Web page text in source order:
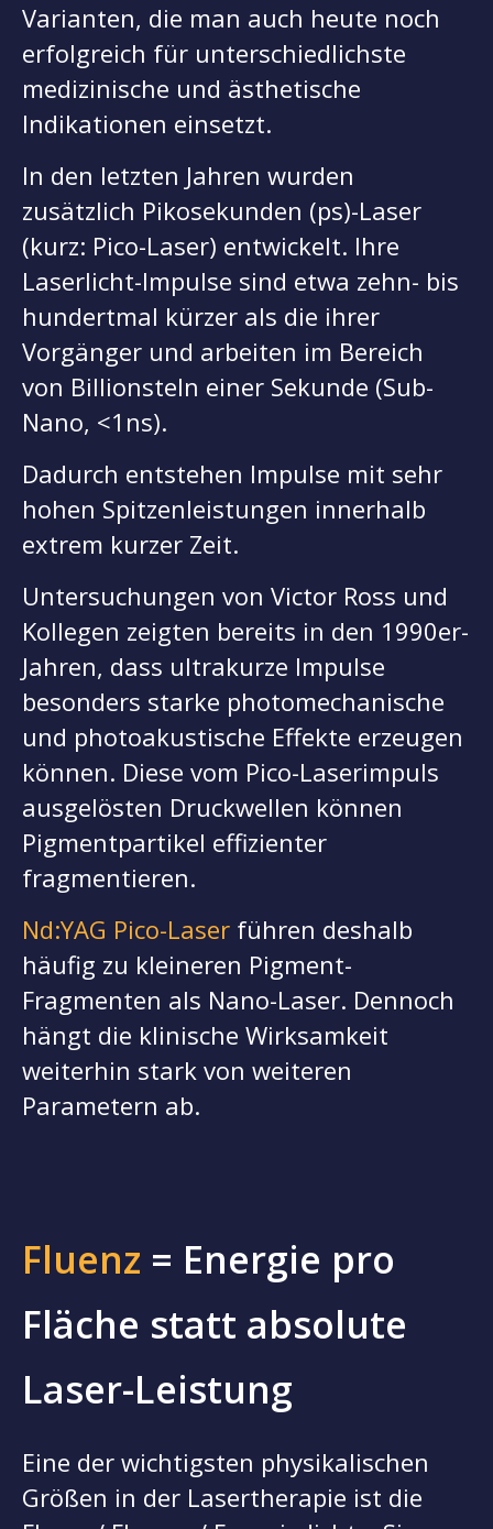
Varianten, die man auch heute noch
erfolgreich für unterschiedlichste
medizinische und ästhetische
Indikationen einsetzt.
In den letzten Jahren wurden
zusätzlich Pikosekunden (ps)-Laser
(kurz: Pico-Laser) entwickelt. Ihre
Laserlicht-Impulse sind etwa zehn- bis
hundertmal kürzer als die ihrer
Vorgänger und arbeiten im Bereich
von Billionsteln einer Sekunde (Sub-
Nano, <1ns).
Dadurch entstehen Impulse mit sehr
hohen Spitzenleistungen innerhalb
extrem kurzer Zeit.
Untersuchungen von Victor Ross und
Kollegen zeigten bereits in den 1990er-
Jahren, dass ultrakurze Impulse
besonders starke photomechanische
und photoakustische Effekte erzeugen
können. Diese vom Pico-Laserimpuls
ausgelösten Druckwellen können
Pigmentpartikel effizienter
fragmentieren.
Nd:YAG Pico-Laser führen deshalb
häufig zu kleineren Pigment-
Fragmenten als Nano-Laser. Dennoch
hängt die klinische Wirksamkeit
weiterhin stark von weiteren
Parametern ab.
Fluenz = Energie pro
Fläche statt absolute
Laser-Leistung
Eine der wichtigsten physikalischen
Größen in der Lasertherapie ist die